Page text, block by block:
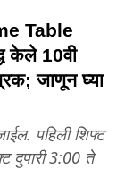
Table
केले 10वी
जाणून घ्या
पहिली शिफ्ट
दुपारी 3:00 ते